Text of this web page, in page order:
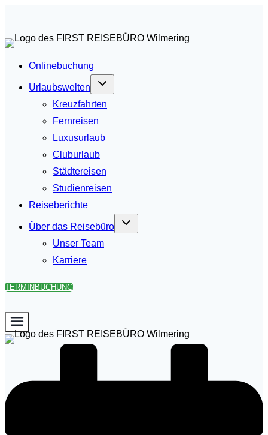
springen
Onlinebuchung
Urlaubswelten
Kreuzfahrten
Fernreisen
Luxusurlaub
Cluburlaub
Städtereisen
Studienreisen
Reiseberichte
Über das Reisebüro
Unser Team
Karriere
TERMINBUCHUNG